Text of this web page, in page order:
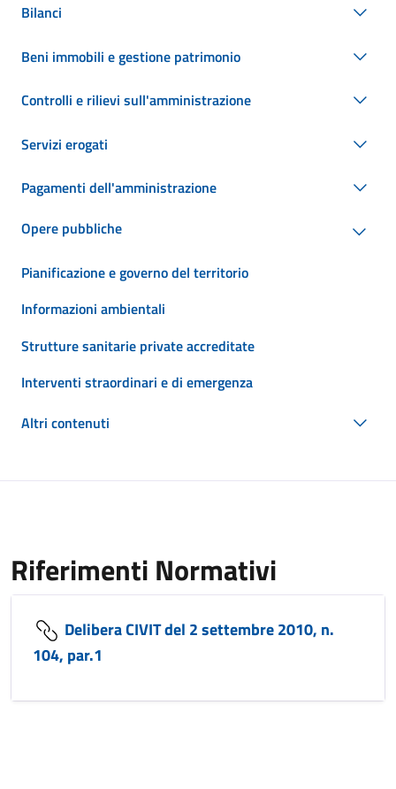
Bilanci
Beni immobili e gestione patrimonio
Controlli e rilievi sull'amministrazione
Servizi erogati
Pagamenti dell'amministrazione
Opere pubbliche
Pianificazione e governo del territorio
Informazioni ambientali
Strutture sanitarie private accreditate
Interventi straordinari e di emergenza
Altri contenuti
Riferimenti Normativi
Delibera CIVIT del 2 settembre 2010, n.
104, par.1